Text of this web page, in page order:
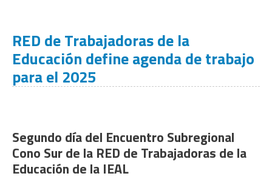
RED de Trabajadoras de la
Educación define agenda de trabajo
para el 2025
Segundo día del Encuentro Subregional
Cono Sur de la RED de Trabajadoras de la
Educación de la IEAL